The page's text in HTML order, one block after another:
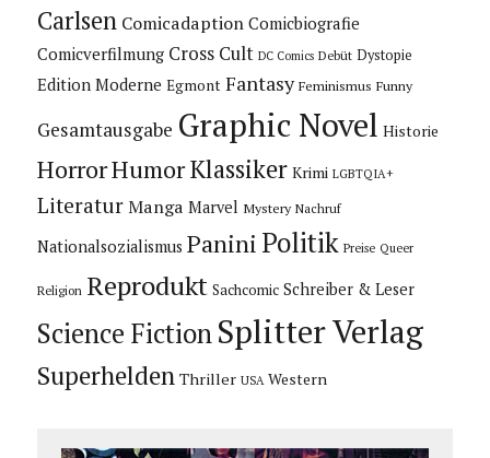
Carlsen Comicadaption Comicbiografie
Comicverfilmung Cross Cult DC Comics Debüt Dystopie
Edition Moderne Egmont Fantasy Feminismus Funny
Gesamtausgabe Graphic Novel Historie
HorrorHumorKlassiker Krimi LGBTQIA+
Literatur Manga Marvel Mystery Nachruf
Nationalsozialismus Panini Politik Preise Queer
Religion Reprodukt Sachcomic Schreiber & Leser
Science Fiction Splitter Verlag
Superhelden Thriller USA Western